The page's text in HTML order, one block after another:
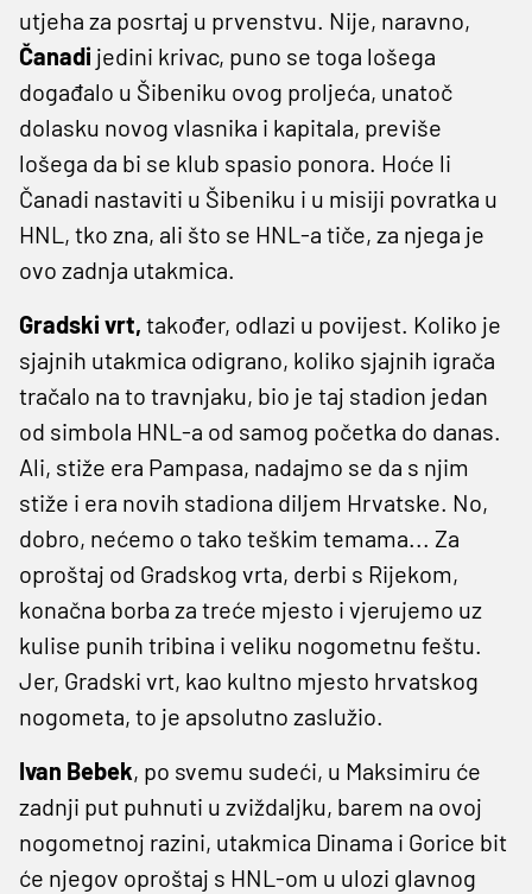
utjeha za posrtaj u prvenstvu. Nije, naravno,
Čanadi jedini krivac, puno se toga lošega
događalo u Šibeniku ovog proljeća, unatoč
dolasku novog vlasnika i kapitala, previše
lošega da bi se klub spasio ponora. Hoće li
Čanadi nastaviti u Šibeniku i u misiji povratka u
HNL, tko zna, ali što se HNL-a tiče, za njega je
ovo zadnja utakmica.
Gradski vrt, također, odlazi u povijest. Koliko je
sjajnih utakmica odigrano, koliko sjajnih igrača
tračalo na to travnjaku, bio je taj stadion jedan
od simbola HNL-a od samog početka do danas.
Ali, stiže era Pampasa, nadajmo se da s njim
stiže i era novih stadiona diljem Hrvatske. No,
dobro, nećemo o tako teškim temama... Za
oproštaj od Gradskog vrta, derbi s Rijekom,
konačna borba za treće mjesto i vjerujemo uz
kulise punih tribina i veliku nogometnu feštu.
Jer, Gradski vrt, kao kultno mjesto hrvatskog
nogometa, to je apsolutno zaslužio.
Ivan Bebek, po svemu sudeći, u Maksimiru će
zadnji put puhnuti u zviždaljku, barem na ovoj
nogometnoj razini, utakmica Dinama i Gorice bit
će njegov oproštaj s HNL-om u ulozi glavnog